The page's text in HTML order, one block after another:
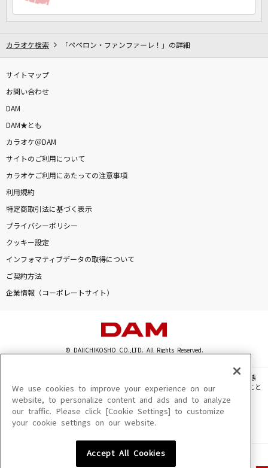
カラオケ検索 「ペペロン・ファンファーレ！」の詳細
サイトマップ
お問い合わせ
DAM
DAM★とも
カラオケ＠DAM
サイトのご利用について
カラオケご利用にあたっての注意事項
利用規約
特定商取引法に基づく表示
プライバシーポリシー
クッキー設定
インフォマティブデータの取得について
ご契約方法
企業情報（コーポレートサイト）
© DAIICHIKOSHO CO.,LTD. All Rights Reserved.
このサイトに掲載されている一切の文章・画像・写真・動画・音声等を、手段や形態
を問わず、著作権法の定める範囲を超えて無断で複製、転載、ファイル化などすること
を禁じます。
楽曲及びコンテンツは、機種によりご利用いただけない場合があります。
楽曲及びコンテンツの配信日、配信内容が変更になる場合があります。
We use cookies to improve your experience on our
website, to personalize content and ads and to analyze
our traffic. Please click [Cookie Settings] to customize
your cookie settings on our website.
Accept All Cookies